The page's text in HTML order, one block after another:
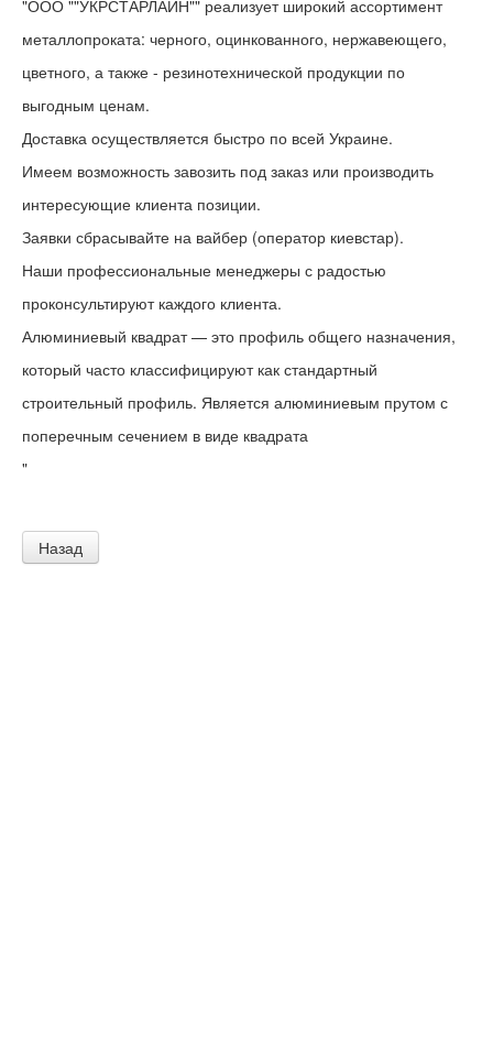
"ООО ""УКРСТАРЛАЙН"" реализует широкий ассортимент
металлопроката: черного, оцинкованного, нержавеющего,
цветного, а также - резинотехнической продукции по
выгодным ценам.
Доставка осуществляется быстро по всей Украине.
Имеем возможность завозить под заказ или производить
интересующие клиента позиции.
Заявки сбрасывайте на вайбер (оператор киевстар).
Наши профессиональные менеджеры с радостью
проконсультируют каждого клиента.
Алюминиевый квадрат — это профиль общего назначения,
который часто классифицируют как стандартный
строительный профиль. Является алюминиевым прутом с
поперечным сечением в виде квадрата
"
Назад